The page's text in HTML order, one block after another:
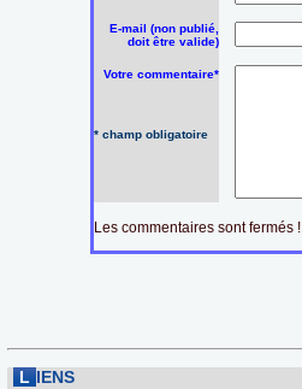
E-mail (non publié,
doit être valide)
Votre commentaire*
* champ obligatoire
Les commentaires sont fermés !
L IENS